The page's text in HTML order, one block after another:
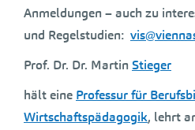
Anmeldungen – auch zu
und Regelstudien:
Prof. Dr. Dr. Martin Stieger
hält eine Professur für
Wirtschaftspädagogik, lehrt